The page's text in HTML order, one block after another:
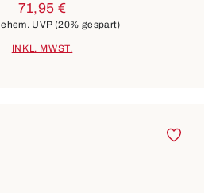
71,95 €
ehem. UVP (20% gespart)
INKL. MWST.